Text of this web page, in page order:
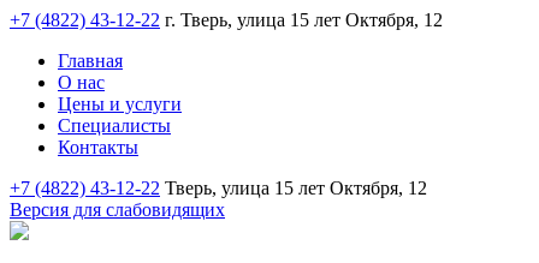
+7 (4822) 43-12-22 г. Тверь, улица 15 лет Октября, 12
Главная
О нас
Цены и услуги
Специалисты
Контакты
+7 (4822) 43-12-22 Тверь, улица 15 лет Октября, 12
Версия для слабовидящих